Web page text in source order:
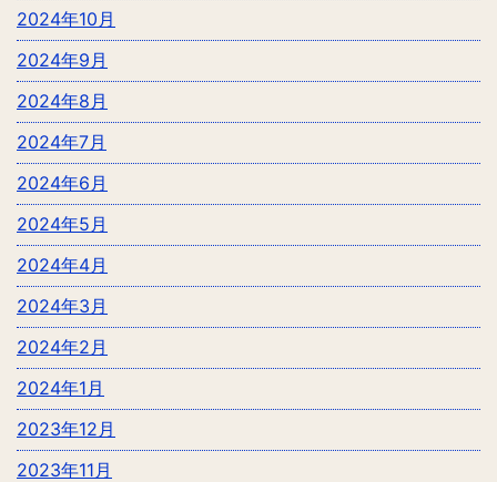
2024年10月
2024年9月
2024年8月
2024年7月
2024年6月
2024年5月
2024年4月
2024年3月
2024年2月
2024年1月
2023年12月
2023年11月